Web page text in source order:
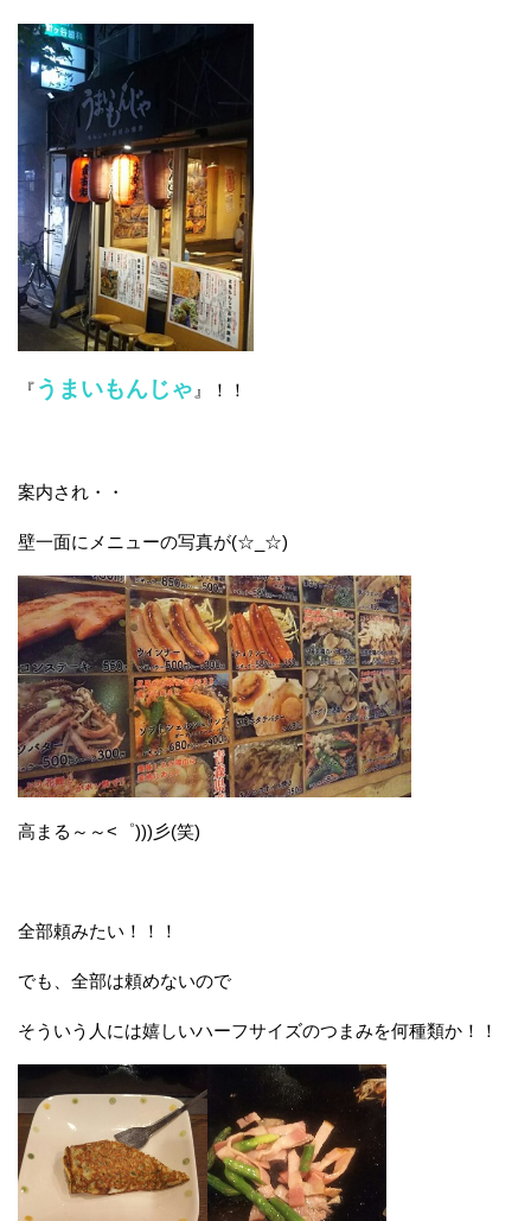
『 うまいもんじゃ 』！！
案内され・・
壁一面にメニューの写真が(☆_☆)
高まる～～<゜)))彡(笑)
全部頼みたい！！！
でも、全部は頼めないので
そういう人には嬉しいハーフサイズのつまみを何種類か！！